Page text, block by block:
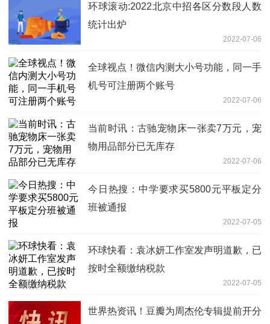
环球滚动:2022北京中招各区分数段人数
统计出炉
2022-07-06
全球视点！微信内测大小号功能，同一手
机号可注册两个账号
2022-07-06
当前时讯：古驰宠物床一张卖7万元，宠
物用品部分已无库存
2022-07-06
今日热搜：中学要求买5800元平板定分
班被通报
2022-07-05
环球快看：袁冰妍工作室发声明道歉，已
按时全额缴纳税款
2022-07-05
世界热资讯！豆瓣为周杰伦专辑提前开分